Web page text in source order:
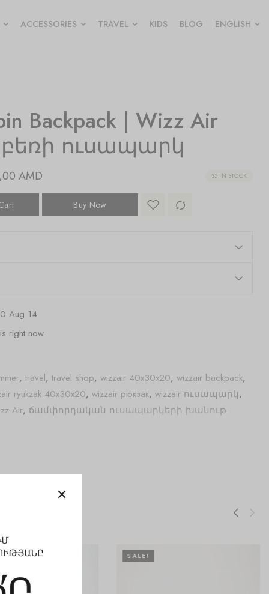
ACCESSORIES TRAVEL KIDS BLOG ENGLISH
Backpack | Wizz Air
ուսապարկ
AMD 35 IN STOCK
Buy Now
Aug 14
right now
, travel, travel shop, wizzair 40x30x20, wizzair backpack,
ryukzak 40x30x20, wizzair рюкзак, wizzair ուսապարկ,
Air, ճամփորդական ուսապարկերի խանութ
SALE!